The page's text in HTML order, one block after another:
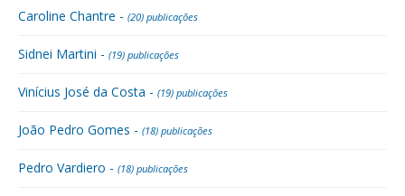
Caroline Chantre - (20) publicações
Sidnei Martini - (19) publicações
Vinícius José da Costa - (19) publicações
João Pedro Gomes - (18) publicações
Pedro Vardiero - (18) publicações